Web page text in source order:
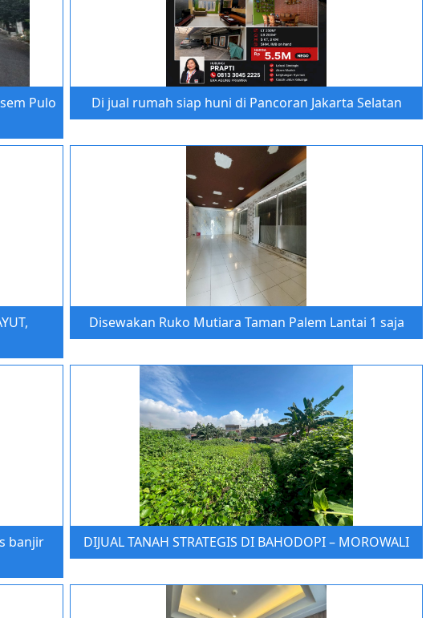
Pulo
Di jual rumah siap huni di Pancoran Jakarta Selatan
Disewakan Ruko Mutiara Taman Palem Lantai 1 saja
banjir
DIJUAL TANAH STRATEGIS DI BAHODOPI – MOROWALI